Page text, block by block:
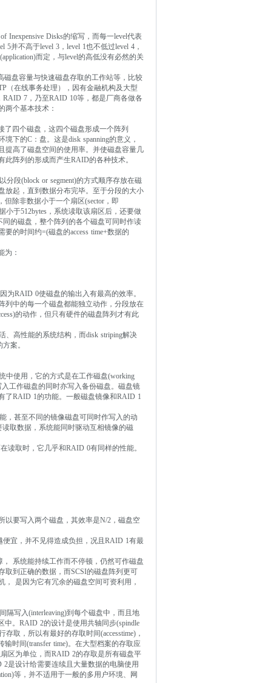
Inexpensive Disks的缩写，而每一level代表
并不高于level 3，level 1也不低过level 4，
而定，与level的高低没有必然的关
磁盘容量与快速磁盘存取的工作站等，比较
（在线事务处理），因有金融机构及大型
7，乃至RAID 10等，都是厂商各做各
两个基本技术：
了四个磁盘，这四个磁盘形成一个阵列
下的C：盘。这是disk spanning的意义，
提高了磁盘空间的使用率。并使磁盘容量几
阵列的形成而产生RAID的各种技术。
段(block or segment)的方式顺序存放在磁
放起，直到数据分布完毕。至于分段的大小
除非数据小于一个扇区(sector，即
小于512bytes，系统读取该扇区后，还要做
的磁盘，整个阵列的各个磁盘可同时作读
的时间约=(磁盘的access time+数据的
为：
为RAID 0使磁盘的输出入有最高的效率。
列中的每一个磁盘都能独立动作，分段放在
的动作，但只有硬件的磁盘阵列才有此
、高性能的系统结构，而disk striping解决
案。
中使用，它的方式是在工作磁盘(working
工作磁盘的同时亦写入备份磁盘。磁盘镜
了RAID 1的功能。一般磁盘镜像和RAID 1
，甚至不同的镜像磁盘可同时作写入的动
取数据，系统能同时驱动互相镜像的磁
读取时，它几乎和RAID 0有同样的性能。
以要写入两个磁盘，其效率是N/2，磁盘空
宜，并不见得造成负担，况且RAID 1有最
系统能持续工作而不停顿，仍然可作磁盘
取到正确的数据，而SCSI的磁盘阵列更可
是因为它有冗余的磁盘空间可资利用，
隔写入(interleaving)到每个磁盘中，而且地
中。RAID 2的设计是使用共轴同步(spindle
取，所以有最好的存取时间(accesstime)，
时间(transfer time)。在大型档案的存取应
区为单位，而RAID 2的存取是所有磁盘平
是设计给需要连续且大量数据的电脑使用
等，并不适用于一般的多用户环境、网